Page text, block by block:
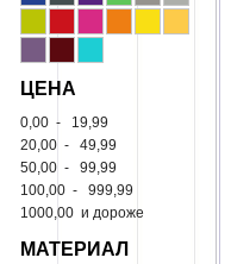
ЦЕНА
0,00 - 19,99
20,00 - 49,99
50,00 - 99,99
100,00 - 999,99
1000,00 и дороже
МАТЕРИАЛ